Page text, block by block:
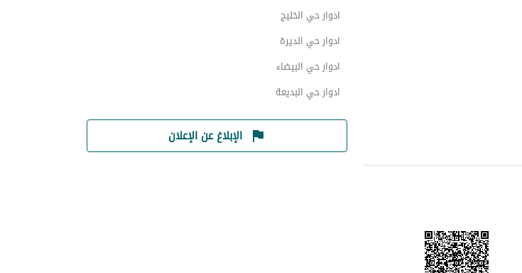
ادوار حي الخليج
ادوار حي الديرة
ادوار حي البيضاء
ادوار حي البديعة
الإبلاغ عن الإعلان